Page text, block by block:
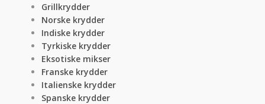
Grillkrydder
Norske krydder
Indiske krydder
Tyrkiske krydder
Eksotiske mikser
Franske krydder
Italienske krydder
Spanske krydder